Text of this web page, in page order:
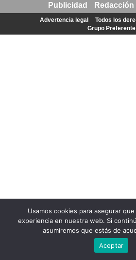
Usamos cookies para asegurar
experiencia en nuestra web. Si
asumiremos que estás de
Aceptar
Publicidad Redacción
Advertencia legal
Todos los
Grupo Preferente